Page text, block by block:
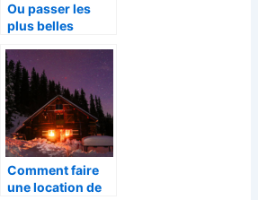
Ou passer les
plus belles
votre vie?
Comment faire
une location de